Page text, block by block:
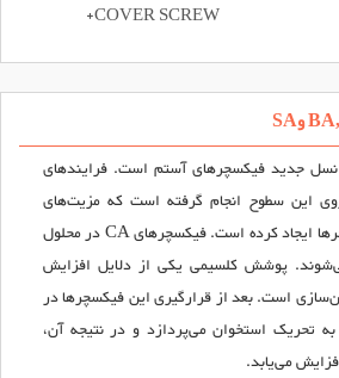
+COVER SCREW
فیکسچرهای BA و CA نسل جدید فیکسچرهای آستم است. فرایندهای
این سطوح انجام گرفته است که مزیت‌های
زیادی را برای این فیکسچرها ایجاد کرده است. فیکسچرهای CA در محلول
پوشش کلسیمی یکی از دلایل افزایش
است. بعد از قرارگیری این فیکسچرها در
تحریک استخوان می‌پردازد و در نتیجه آن،
می‌یابد.